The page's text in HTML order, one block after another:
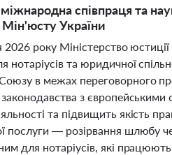
співпраця та
Мін'юсту України
року Міністерство
нотаріусів та юридичної
в межах переговорного
законодавства з
та підвищить якість
послуги — розірвання шлюбу
для нотаріусів, які